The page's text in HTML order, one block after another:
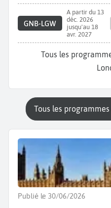
GNB-LGW
A partir du 13
déc. 2026
jusqu'au 18
avr. 2027
Tous les programmes des vols Jet2 vers
Tous les
Publié le 30/06/2026